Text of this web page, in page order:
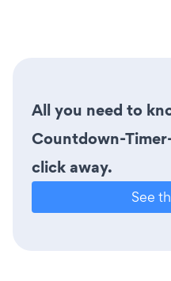
All you need to
Countdown-
click away.
See